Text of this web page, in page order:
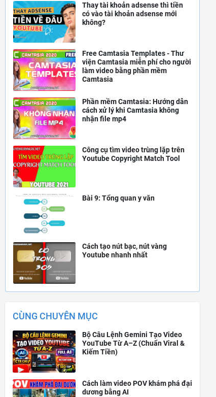
Thay tài khoản adsense thì tiền
có vào tài khoản adsense mới
không?
Free Camtasia Templates - Thư
viện Camtasia miễn phí cho người
làm video bằng phần mềm
Camtasia
Phần mềm Camtasia: Hướng dẫn
cách xử lý khi Camtasia không
nhận file mp4
Công cụ tìm video trùng lặp trên
Youtube Copyright Match Tool
Bài 9: Tổng quan y văn
Cách tạo nút bạc, nút vàng
Youtube nhanh nhất
CÙNG CHUYÊN MỤC
Bộ Câu Lệnh Gemini Tạo Video
YouTube Từ A–Z (Chuẩn Viral &
Kiếm Tiền)
Cách làm video POV khám phá đại
dương bằng AI